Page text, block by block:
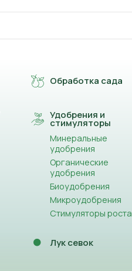
Обработка сада
Удобрения и
стимуляторы
Минеральные
удобрения
Органические
удобрения
Биоудобрения
Микроудобрения
Стимуляторы роста
Лук севок